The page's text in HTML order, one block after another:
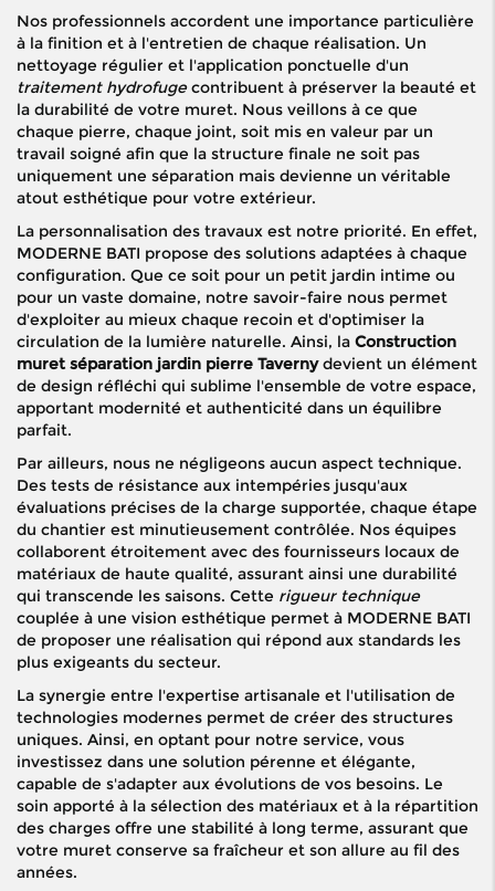
Nos professionnels accordent une importance particulière
à la finition et à l'entretien de chaque réalisation. Un
nettoyage régulier et l'application ponctuelle d'un
traitement hydrofugecontribuent à préserver la beauté et
la durabilité de votre muret. Nous veillons à ce que
chaque pierre, chaque joint, soit mis en valeur par un
travail soigné afin que la structure finale ne soit pas
uniquement une séparation mais devienne un véritable
atout esthétique pour votre extérieur.
La personnalisation des travaux est notre priorité. En effet,
MODERNE BATI propose des solutions adaptées à chaque
configuration. Que ce soit pour un petit jardin intime ou
pour un vaste domaine, notre savoir-faire nous permet
d'exploiter au mieux chaque recoin et d'optimiser la
circulation de la lumière naturelle. Ainsi, la Construction
muret séparation jardin pierre Tavernydevient un élément
de design réfléchi qui sublime l'ensemble de votre espace,
apportant modernité et authenticité dans un équilibre
parfait.
Par ailleurs, nous ne négligeons aucun aspect technique.
Des tests de résistance aux intempéries jusqu'aux
évaluations précises de la charge supportée, chaque étape
du chantier est minutieusement contrôlée. Nos équipes
collaborent étroitement avec des fournisseurs locaux de
matériaux de haute qualité, assurant ainsi une durabilité
qui transcende les saisons. Cette rigueur technique
couplée à une vision esthétique permet à MODERNE BATI
de proposer une réalisation qui répond aux standards les
plus exigeants du secteur.
La synergie entre l'expertise artisanale et l'utilisation de
technologies modernes permet de créer des structures
uniques. Ainsi, en optant pour notre service, vous
investissez dans une solution pérenne et élégante,
capable de s'adapter aux évolutions de vos besoins. Le
soin apporté à la sélection des matériaux et à la répartition
des charges offre une stabilité à long terme, assurant que
votre muret conserve sa fraîcheur et son allure au fil des
années.